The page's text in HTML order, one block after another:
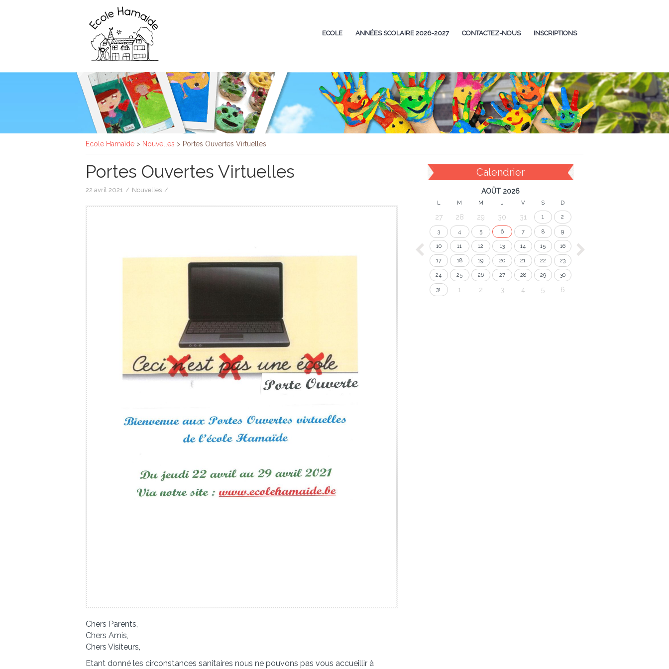
ECOLE ANNÉES SCOLAIRE 2026-2027 CONTACTEZ-NOUS INSCRIPTIONS
Ecole Hamaïde > Nouvelles > Portes Ouvertes Virtuelles
Portes Ouvertes Virtuelles
22 avril 2021 / Nouvelles /
Chers Parents,
Chers Amis,
Chers Visiteurs,
Etant donné les circonstances sanitaires nous ne pouvons pas vous accueillir à
Calendrier
AOÛT 2026
L M M J V S D
27 28 29 30 31 1 2
3 4 5 6 7 8 9
10 11 12 13 14 15 16
17 18 19 20 21 22 23
24 25 26 27 28 29 30
31 1 2 3 4 5 6